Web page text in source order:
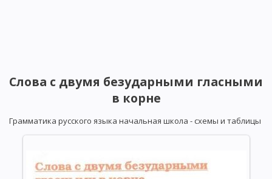
Слова с двумя безударными гласными
в корне
Грамматика русского языка начальная школа - схемы и таблицы